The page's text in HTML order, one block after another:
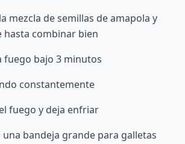
mezcla de semillas de amapola y
hasta combinar bien
fuego bajo 3 minutos
constantemente
fuego y deja enfriar
una bandeja grande para galletas